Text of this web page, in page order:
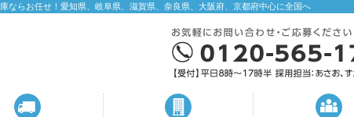
ならお任せ！愛知県、岐阜県、滋賀県、奈良県、大阪府、京都府中心に全国へ